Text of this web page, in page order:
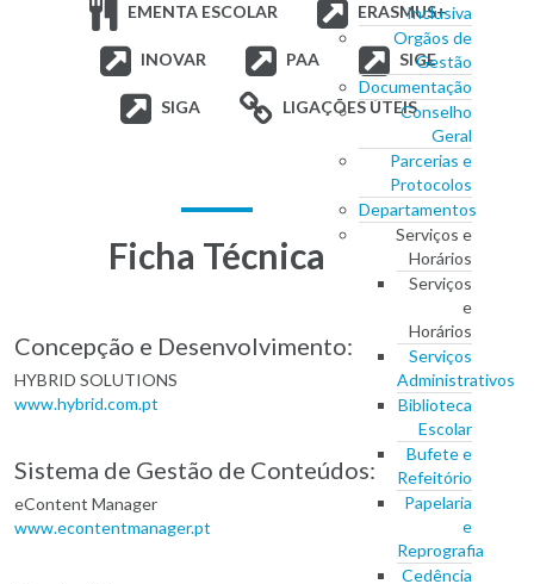
Inclusiva
Orgãos de
Gestão
Documentação
Conselho
Geral
Parcerias e
Protocolos
Departamentos
Serviços e
Horários
Serviços
e
Horários
Serviços
Administrativos
Biblioteca
Escolar
Bufete e
Refeitório
Papelaria
e
Reprografia
Cedência
EMENTA ESCOLAR ERASMUS+
INOVAR PAA SIGE
SIGA LIGAÇÕES ÚTEIS
Ficha Técnica
Concepção e Desenvolvimento:
HYBRID SOLUTIONS
www.hybrid.com.pt
Sistema de Gestão de Conteúdos:
eContent Manager
www.econtentmanager.pt